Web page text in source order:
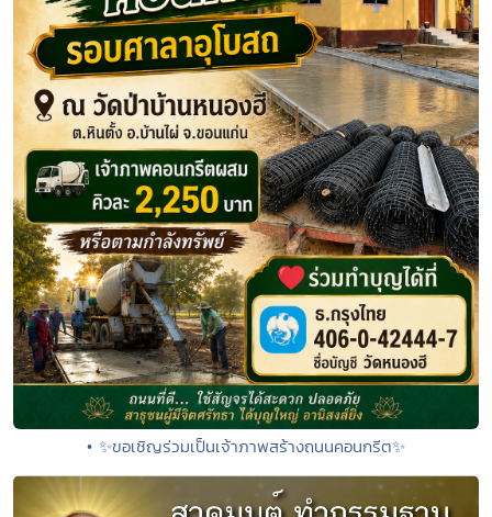
• ✨ขอเชิญร่วมเป็นเจ้าภาพสร้างถนนคอนกรีต✨